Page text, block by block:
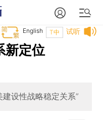
试听
T中
English
新定位
设性战略稳定关系”